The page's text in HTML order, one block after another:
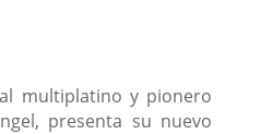
multiplatino y pionero
presenta su nuevo